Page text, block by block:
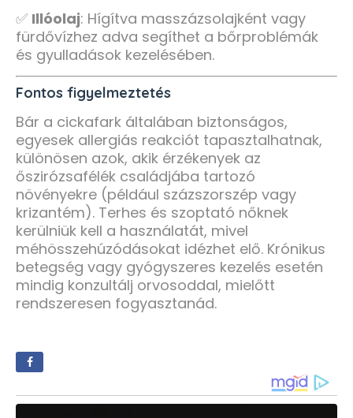
✅ Illóolaj: Hígítva masszázsolajként vagy
fürdővízhez adva segíthet a bőrproblémák
és gyulladások kezelésében.
Fontos figyelmeztetés
Bár a cickafark általában biztonságos,
egyesek allergiás reakciót tapasztalhatnak,
különösen azok, akik érzékenyek az
őszirózsafélék családjába tartozó
növényekre (például százszorszép vagy
krizantém). Terhes és szoptató nőknek
kerülniük kell a használatát, mivel
méhösszehúzódásokat idézhet elő. Krónikus
betegség vagy gyógyszeres kezelés esetén
mindig konzultálj orvosoddal, mielőtt
rendszeresen fogyasztanád.